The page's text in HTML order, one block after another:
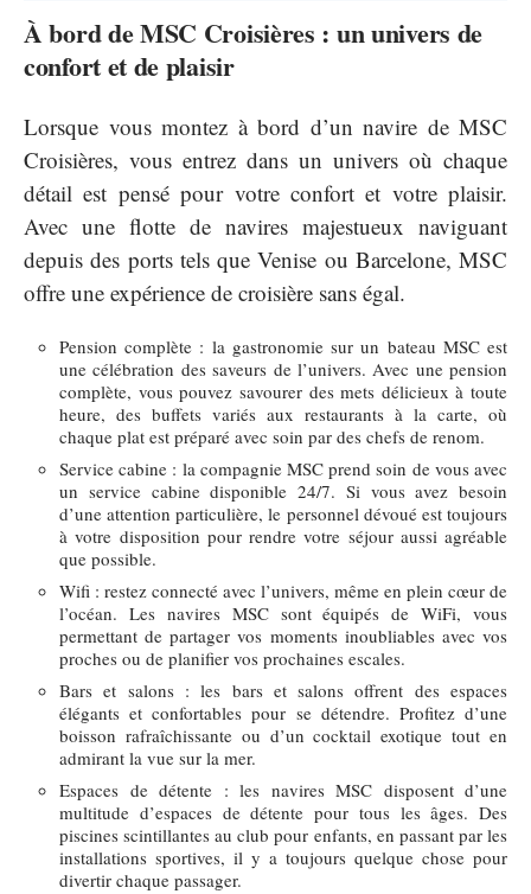
À bord de MSC Croisières : un univers de
confort et de plaisir
Lorsque vous montez à bord d’un navire de MSC
Croisières, vous entrez dans un univers où chaque
détail est pensé pour votre confort et votre plaisir.
Avec une flotte de navires majestueux naviguant
depuis des ports tels que Venise ou Barcelone, MSC
offre une expérience de croisière sans égal.
Pension complète : la gastronomie sur un bateau MSC est
une célébration des saveurs de l’univers. Avec une pension
complète, vous pouvez savourer des mets délicieux à toute
heure, des buffets variés aux restaurants à la carte, où
chaque plat est préparé avec soin par des chefs de renom.
Service cabine : la compagnie MSC prend soin de vous avec
un service cabine disponible 24/7. Si vous avez besoin
d’une attention particulière, le personnel dévoué est toujours
à votre disposition pour rendre votre séjour aussi agréable
que possible.
Wifi : restez connecté avec l’univers, même en plein cœur de
l’océan. Les navires MSC sont équipés de WiFi, vous
permettant de partager vos moments inoubliables avec vos
proches ou de planifier vos prochaines escales.
Bars et salons : les bars et salons offrent des espaces
élégants et confortables pour se détendre. Profitez d’une
boisson rafraîchissante ou d’un cocktail exotique tout en
admirant la vue sur la mer.
Espaces de détente : les navires MSC disposent d’une
multitude d’espaces de détente pour tous les âges. Des
piscines scintillantes au club pour enfants, en passant par les
installations sportives, il y a toujours quelque chose pour
divertir chaque passager.